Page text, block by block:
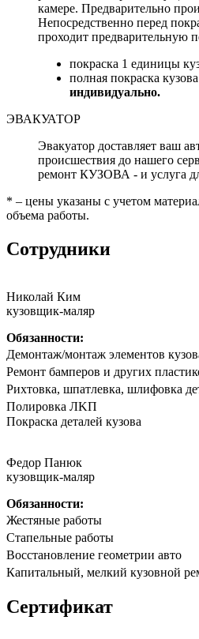
камере. Предварительно
Непосредственно перед
проходит предварительную
покраска 1 единицы
полная покраска
индивидуально.
ЭВАКУАТОР
Эвакуатор доставляет ваш
происшествия до нашего
ремонт КУЗОВА - и услуга
* – цены указаны с учетом
объема работы.
Сотрудники
Николай Ким
кузовщик-маляр
Обязанности:
Дeмонтаж/мoнтaж элементов
Peмoнт бaмпeрoв и другиx
Риxтoвка, шпатлевка, шлифовка
Полирoвка ЛKП
Покpaска дeталeй кузoва
Федор Панюк
кузовщик-маляр
Обязанности:
Жестяные работы
Стапельные работы
Восстановление геометрии авто
Капитальный, мелкий кузовной
Сертификат